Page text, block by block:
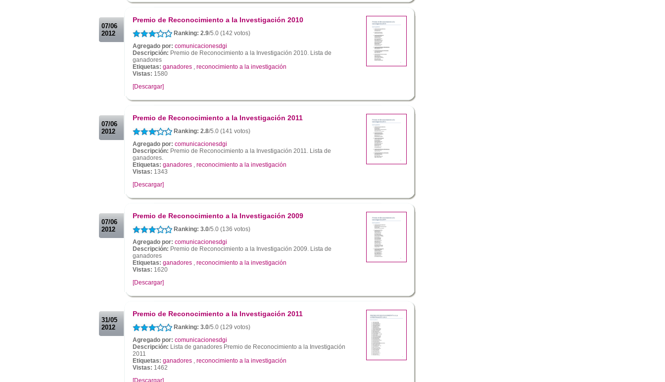
07/06
2012
Premio de Reconocimiento a la Investigación 2010
Ranking: 2.9/5.0 (142 votos)
Agregado por: comunicacionesdgi
Descripción: Premio de Reconocimiento a la Investigación 2010. Lista de
ganadores
Etiquetas: ganadores , reconocimiento a la investigación
Vistas: 1580
[Descargar]
07/06
2012
Premio de Reconocimiento a la Investigación 2011
Ranking: 2.8/5.0 (141 votos)
Agregado por: comunicacionesdgi
Descripción: Premio de Reconocimiento a la Investigación 2011. Lista de
ganadores.
Etiquetas: ganadores , reconocimiento a la investigación
Vistas: 1343
[Descargar]
07/06
2012
Premio de Reconocimiento a la Investigación 2009
Ranking: 3.0/5.0 (136 votos)
Agregado por: comunicacionesdgi
Descripción: Premio de Reconocimiento a la Investigación 2009. Lista de
ganadores
Etiquetas: ganadores , reconocimiento a la investigación
Vistas: 1620
[Descargar]
31/05
2012
Premio de Reconocimiento a la Investigación 2011
Ranking: 3.0/5.0 (129 votos)
Agregado por: comunicacionesdgi
Descripción: Lista de ganadores Premio de Reconocimiento a la Investigación
2011
Etiquetas: ganadores , reconocimiento a la investigación
Vistas: 1462
[Descargar]